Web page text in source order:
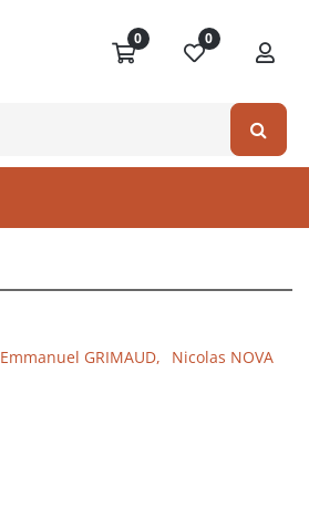
0 0
Emmanuel GRIMAUD, Nicolas NOVA